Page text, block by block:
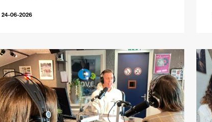
24-06-2026